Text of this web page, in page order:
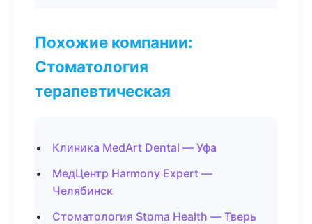
Похожие компании:
Стоматология
терапевтическая
Клиника MedArt Dental — Уфа
МедЦентр Harmony Expert —
Челябинск
Стоматология Stoma Health — Тверь